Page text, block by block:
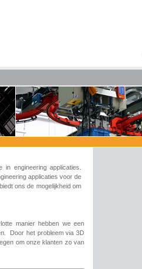
engineering applicaties.
applicaties voor de
ons de mogelijkheid om
manier hebben we een
Door het probleem via 3D
om onze klanten zo van